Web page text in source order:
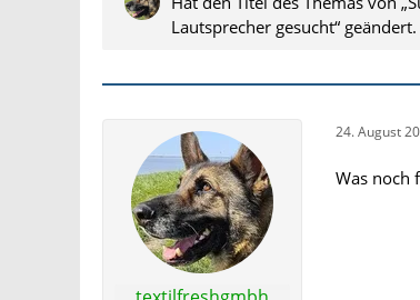
Lautsprecher gesucht“ geändert.
24. August
Was noch